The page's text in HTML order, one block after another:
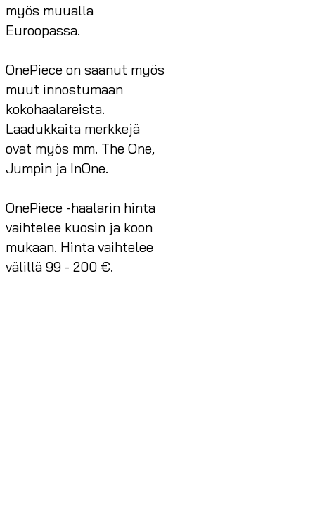
myös muualla
Euroopassa.
OnePiece on saanut myös
muut innostumaan
kokohaalareista.
Laadukkaita merkkejä
ovat myös mm. The One,
Jumpin ja InOne.
OnePiece -haalarin hinta
vaihtelee kuosin ja koon
mukaan. Hinta vaihtelee
välillä 99 - 200 €.